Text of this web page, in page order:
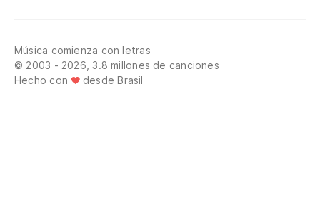
Música comienza con letras
© 2003 - 2026, 3.8 millones de canciones
Hecho con
desde Brasil